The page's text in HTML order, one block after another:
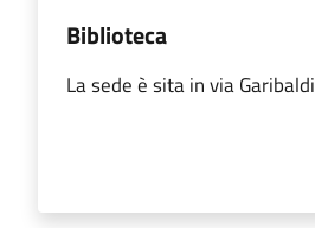
Biblioteca
La sede è sita in via Garibaldi